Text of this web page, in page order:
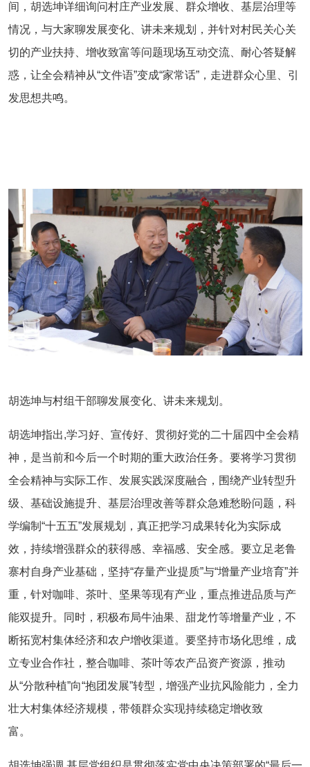
间，胡选坤详细询问村庄产业发展、群众增收、基层治理等
情况，与大家聊发展变化、讲未来规划，并针对村民关心关
切的产业扶持、增收致富等问题现场互动交流、耐心答疑解
惑，让全会精神从“文件语”变成“家常话”，走进群众心里、引
发思想共鸣。
胡选坤与村组干部聊发展变化、讲未来规划。
胡选坤指出,学习好、宣传好、贯彻好党的二十届四中全会精
神，是当前和今后一个时期的重大政治任务。要将学习贯彻
全会精神与实际工作、发展实践深度融合，围绕产业转型升
级、基础设施提升、基层治理改善等群众急难愁盼问题，科
学编制“十五五”发展规划，真正把学习成果转化为实际成
效，持续增强群众的获得感、幸福感、安全感。要立足老鲁
寨村自身产业基础，坚持“存量产业提质”与“增量产业培育”并
重，针对咖啡、茶叶、坚果等现有产业，重点推进品质与产
能双提升。同时，积极布局牛油果、甜龙竹等增量产业，不
断拓宽村集体经济和农户增收渠道。要坚持市场化思维，成
立专业合作社，整合咖啡、茶叶等农产品资产资源，推动
从“分散种植”向“抱团发展”转型，增强产业抗风险能力，全力
壮大村集体经济规模，带领群众实现持续稳定增收致
富。